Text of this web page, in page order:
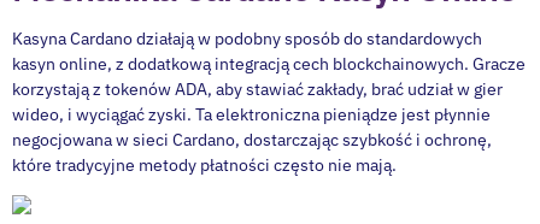
Kasyna Cardano działają w podobny sposób do standardowych
kasyn online, z dodatkową integracją cech blockchainowych. Gracze
korzystają z tokenów ADA, aby stawiać zakłady, brać udział w gier
wideo, i wyciągać zyski. Ta elektroniczna pieniądze jest płynnie
negocjowana w sieci Cardano, dostarczając szybkość i ochronę,
które tradycyjne metody płatności często nie mają.